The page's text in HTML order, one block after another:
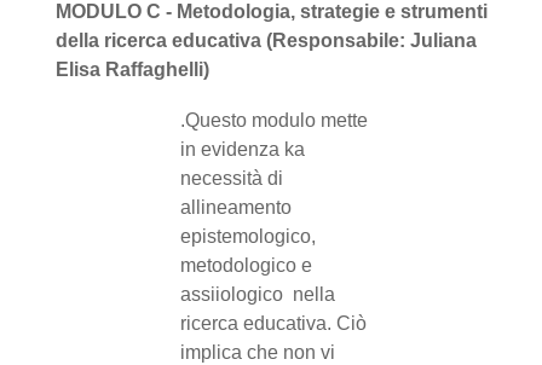
MODULO C - Metodologia, strategie e strumenti
della ricerca educativa (Responsabile: Juliana
Elisa Raffaghelli)
.Questo modulo mette
in evidenza ka
necessità di
allineamento
epistemologico,
metodologico e
assiiologico nella
ricerca educativa. Ciò
implica che non vi